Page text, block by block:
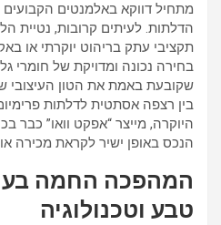
מתחיל דווקא באלמנטים
הדלתות. לעיתים קרובות, נטיית
תקציבי עתק בריהוט יוקרתי או
בחירה נכונה ומדויקת של חומרי
שקובעת באמת את הטון העיצובי
בין רצפה אסתטית לדלתות
היוקרה, מייצר “אפקט וואו” כבר
הנכס באופן ישיר לקראת מכירה
המהפכה החמה
טבע וטכנולוגיה